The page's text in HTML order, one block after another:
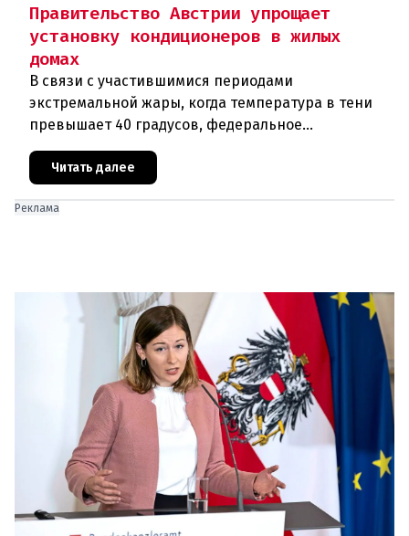
Правительство Австрии упрощает
установку кондиционеров в жилых
домах
В связи с участившимися периодами
экстремальной жары, когда температура в тени
превышает 40 градусов, федеральное
проблемы перегрева жилых помещений. В среду н
Читать далее
Реклама